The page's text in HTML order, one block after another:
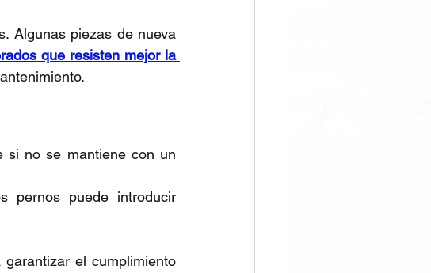
Algunas piezas de nueva
que resisten mejor la
si no se mantiene con un
pernos puede introducir
el cumplimiento